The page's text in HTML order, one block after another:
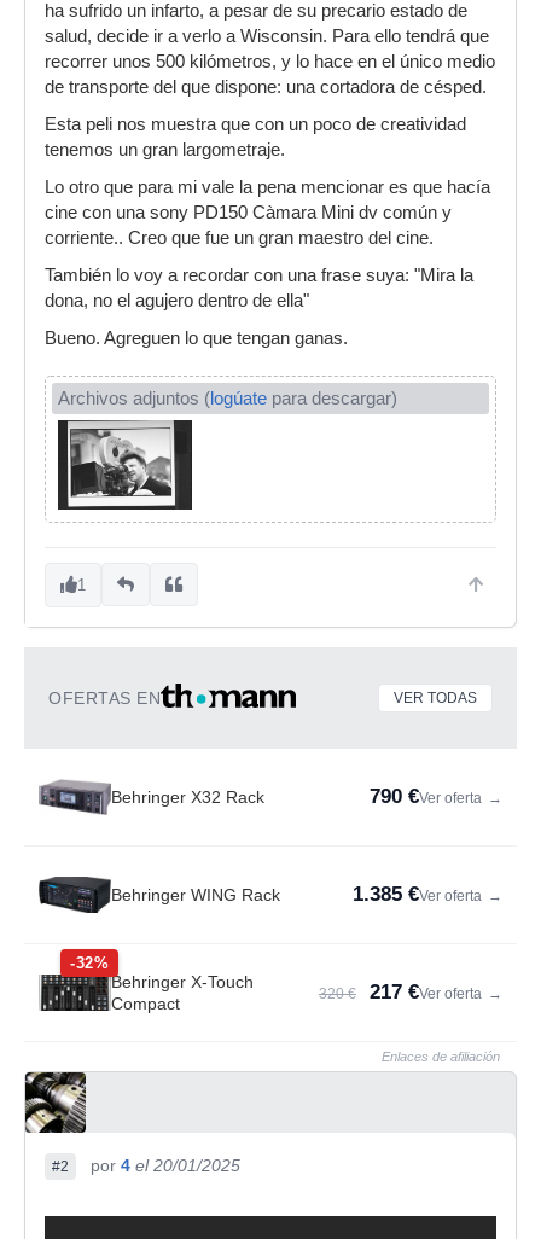
ha sufrido un infarto, a pesar de su precario estado de
salud, decide ir a verlo a Wisconsin. Para ello tendrá que
recorrer unos 500 kilómetros, y lo hace en el único medio
de transporte del que dispone: una cortadora de césped.
Esta peli nos muestra que con un poco de creatividad
tenemos un gran largometraje.
Lo otro que para mi vale la pena mencionar es que hacía
cine con una sony PD150 Càmara Mini dv común y
corriente.. Creo que fue un gran maestro del cine.
También lo voy a recordar con una frase suya: "Mira la
dona, no el agujero dentro de ella"
Bueno. Agreguen lo que tengan ganas.
Archivos adjuntos (logúate para descargar)
1
OFERTAS EN VER TODAS
Behringer X32 Rack 790 €Ver oferta →
Behringer WING Rack 1.385 €Ver oferta →
-32%
Behringer X-Touch
Compact
320 € 217 €Ver oferta →
Enlaces de afiliación
#2 por 4 el 20/01/2025